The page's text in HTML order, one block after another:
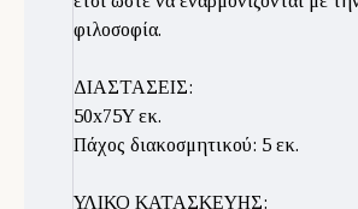
φιλοσοφία.
ΔΙΑΣΤΑΣΕΙΣ:
50x75Y εκ.
Πάχος διακοσμητικού: 5 εκ.
ΥΛΙΚΟ ΚΑΤΑΣΚΕΥΗΣ: